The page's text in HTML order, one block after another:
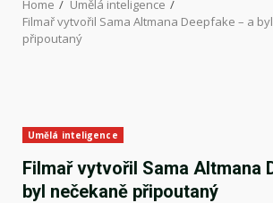
Home
Umělá inteligence
Filmař vytvořil Sama Altmana Deepfake – a
připoutaný
Umělá inteligence
Filmař vytvořil Sama Altmana
byl nečekaně připoutaný